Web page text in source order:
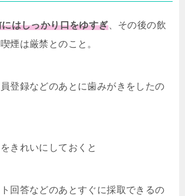
はしっかり口をゆすぎ、その後の飲
煙は厳禁とのこと。
登録などのあとに歯みがきをしたの
きれいにしておくと
回答などのあとすぐに採取できるの